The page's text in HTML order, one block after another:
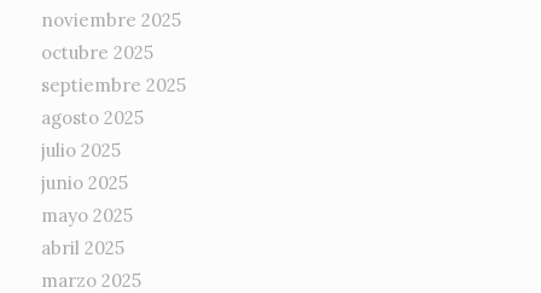
noviembre 2025
octubre 2025
septiembre 2025
agosto 2025
julio 2025
junio 2025
mayo 2025
abril 2025
marzo 2025